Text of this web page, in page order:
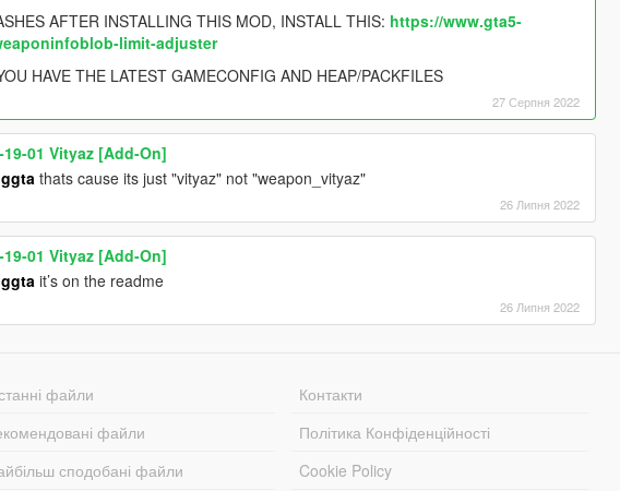
AFTER INSTALLING THIS MOD, INSTALL THIS: https://www.gta5-
limit-adjuster
HAVE THE LATEST GAMECONFIG AND HEAP/PACKFILES
27 Серпня 2022
19-01 Vityaz [Add-On]
thats cause its just "vityaz" not "weapon_vityaz"
26 Липня 2022
19-01 Vityaz [Add-On]
it’s on the readme
26 Липня 2022
файли
файли
сподобані файли
Контакти
Політика Конфіденційності
Cookie Policy